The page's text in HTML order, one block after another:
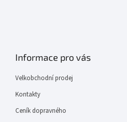
Informace pro vás
Velkobchodní prodej
Kontakty
Ceník dopravného